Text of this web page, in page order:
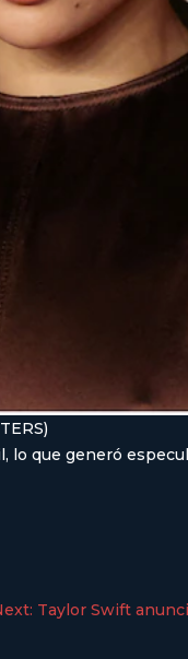
lo que generó
Taylor Swift